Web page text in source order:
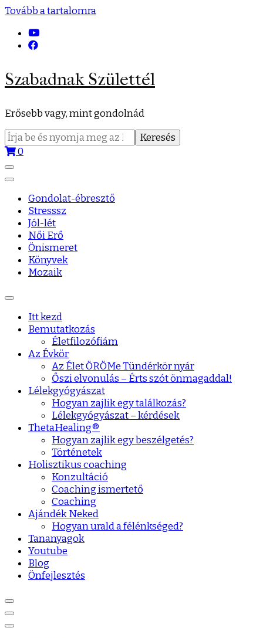
Tovább a tartalomra
Szabadnak Születtél
Erősebb vagy, mint gondolnád
Keresés:
0
Gondolat-ébresztő
Stresssz
Jól-lét
Női Erő
Önismeret
Könyvek
Mozaik
Itt kezd
Bemutatkozás
Életfilozófiám
Az Évkör
Az Élet ÖRÖMe Tündérkör nyár
Őszi elvonulás – Érts szót önmagaddal!
Lélekgyógyászat
Hogyan zajlik egy találkozás?
Lélekgyógyászat – kérdések
ThetaHealing®
Hogyan zajlik egy beszélgetés?
Történetek
Holisztikus coaching
Konzultáció
Coaching ismertető
Coaching
Ajándék Neked
Hogyan urald a félénkséged?
Tananyagok
Youtube
Blog
Önfejlesztés